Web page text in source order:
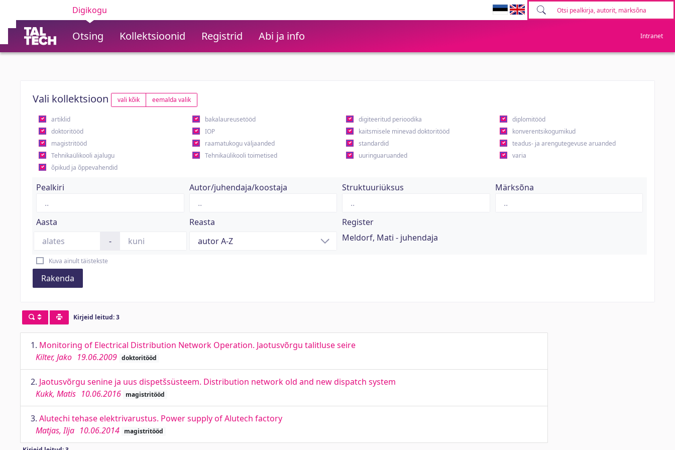
Digikogu
Otsing Kollektsioonid Registrid Abi ja info Intranet
Vali kollektsioon vali kõik eemalda valik
artiklid bakalaureusetööd digiteeritud perioodika
diplomitööd
doktoritööd
IOP kaitsmisele minevad doktoritööd
konverentsikogumikud
magistritööd
raamatukogu väljaanded standardid
teadus- ja arengutegevuse aruanded
Tehnikaülikooli ajalugu
Tehnikaülikooli toimetised uuringuaruanded
varia
õpikud ja õppevahendid
Pealkiri Autor/juhendaja/koostaja Struktuuriüksus Märksõna
Aasta
-
Reasta
Register
Meldorf, Mati - juhendaja
Kuva ainult täistekste
Rakenda
Kirjeid leitud: 3
1. Monitoring of Electrical Distribution Network Operation. Jaotusvõrgu talitluse seire
Kilter, Jako 19.06.2009 doktoritööd
2. Jaotusvõrgu senine ja uus dispetšsüsteem. Distribution network old and new dispatch system
Kukk, Matis 10.06.2016 magistritööd
3. Alutechi tehase elektrivarustus. Power supply of Alutech factory
Matjas, Ilja 10.06.2014 magistritööd